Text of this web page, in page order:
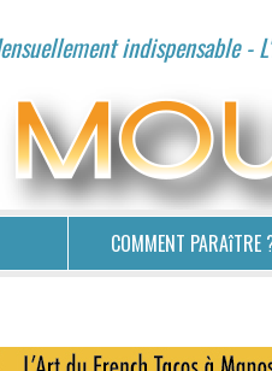
indispensable
COMMENT PARAîTRE